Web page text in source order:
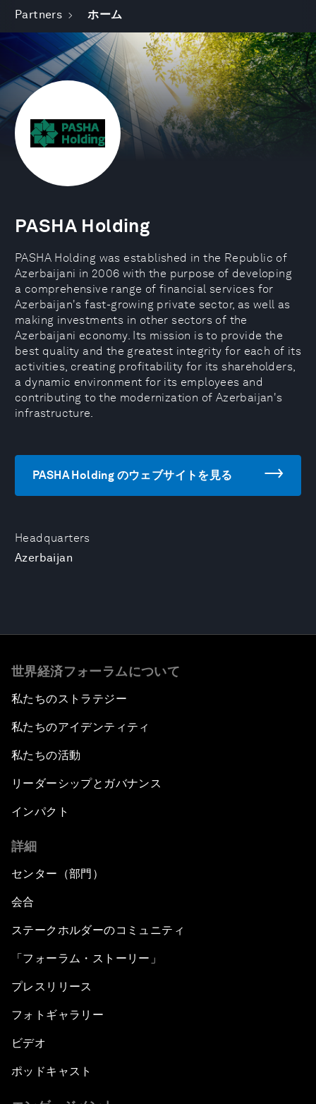
Partners ホーム
Headquarters
Azerbaijan
PASHA Holding
PASHA Holding was established in the Republic of
Azerbaijani in 2006 with the purpose of developing
a comprehensive range of financial services for
Azerbaijan's fast-growing private sector, as well as
making investments in other sectors of the
Azerbaijani economy. Its mission is to provide the
best quality and the greatest integrity for each of its
activities, creating profitability for its shareholders,
a dynamic environment for its employees and
contributing to the modernization of Azerbaijan's
infrastructure.
PASHA Holding のウェブサイトを見る
世界経済フォーラムについて
私たちのストラテジー
私たちのアイデンティティ
私たちの活動
リーダーシップとガバナンス
インパクト
詳細
センター（部門）
会合
ステークホルダーのコミュニティ
「フォーラム・ストーリー」
プレスリリース
フォトギャラリー
ビデオ
ポッドキャスト